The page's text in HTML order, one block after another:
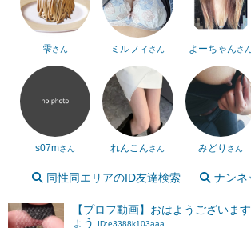
雫さん ミルフィ さん よーちゃんさん
s07mさん れんこんさん みどり さん
同性同エリアのID友達検索 ナンネ
【プロフ動画】おはようございま
ょう
ID:e3388k103aaa